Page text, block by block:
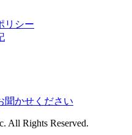
リシー
聞かせください
All Rights Reserved.